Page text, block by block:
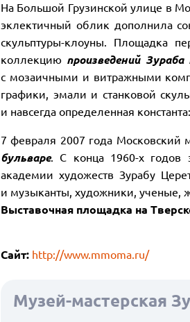
На Большой Грузинской улице в
эклектичный облик дополнила
скульптуры-клоуны. Площадка
коллекцию произведений
с мозаичными и витражными
графики, эмали и станковой
и навсегда определенная
7 февраля 2007 года Московский
бульваре. С конца 1960-х годов
академии художеств Зурабу
и музыканты, художники, ученые,
Выставочная площадка на
Сайт: http://www.mmoma.ru/
Музей-мастерская